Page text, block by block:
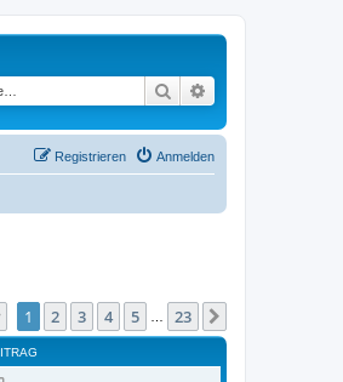
Suche
Anmelden
Registrieren
Seite von23
1 2 3 4 5 23